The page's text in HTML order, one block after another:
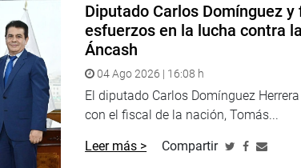
Diputado Carlos Domínguez
esfuerzos en la lucha contra
Áncash
04 Ago 2026 | 16:08 h
El diputado Carlos Domínguez
con el fiscal de la nación, Tomás...
Leer más > Compartir